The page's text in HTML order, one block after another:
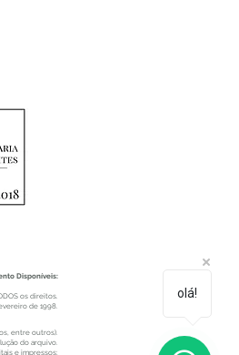
Disponíveis:
os direitos.
de 1998.
entre outros).
do arquivo.
e impressos;
olá!